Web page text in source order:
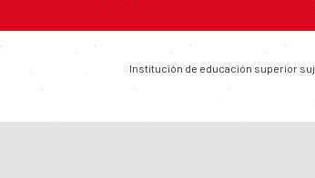
Institución de educación superior